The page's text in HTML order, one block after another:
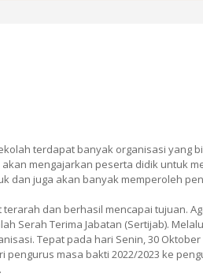
terdapat banyak organisasi yang
mengajarkan peserta didik untuk
dan juga akan banyak memperoleh
dan berhasil mencapai tujuan.
Serah Terima Jabatan (Sertijab).
Tepat pada hari Senin, 30 Oktober
pengurus masa bakti 2022/2023 ke